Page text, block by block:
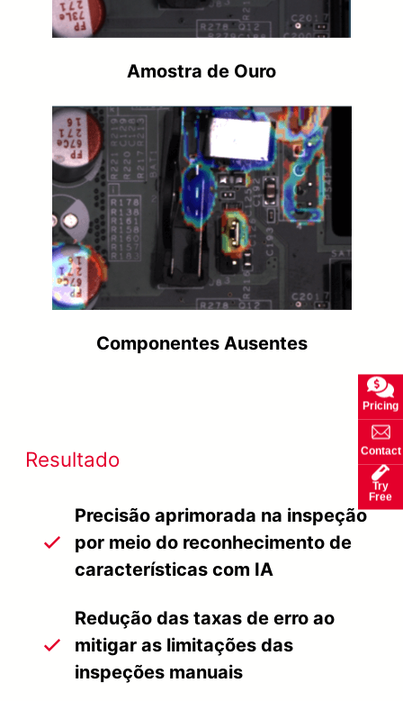
Amostra de Ouro
Componentes Ausentes
Resultado
Precisão aprimorada na inspeção
por meio do reconhecimento de
características com IA
Redução das taxas de erro ao
mitigar as limitações das
inspeções manuais
Pricing
Contact
Try
Free